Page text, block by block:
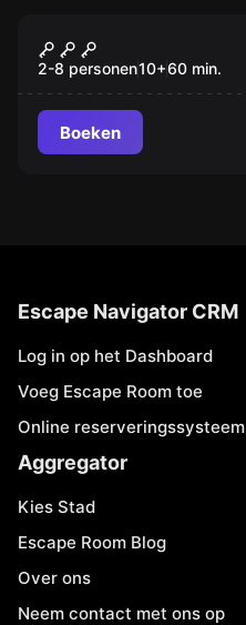
Le piège
2-8 personen10+60 min.
Boeken
Escape Navigator CRM
Log in op het Dashboard
Voeg Escape Room toe
Online reserveringssysteem
Aggregator
Kies Stad
Escape Room Blog
Over ons
Neem contact met ons op